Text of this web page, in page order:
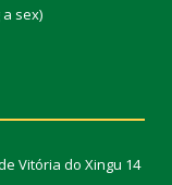
sex)
Vitória do Xingu 14